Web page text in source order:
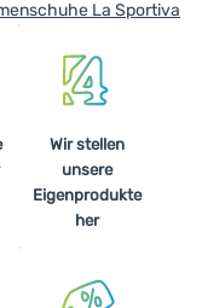
La Sportiva
Wir stellen
unsere
Eigenprodukte
her